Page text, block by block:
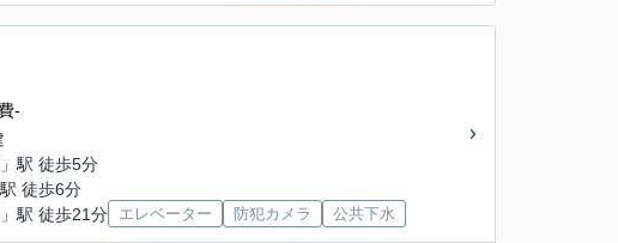
-
」駅 徒歩5分
徒歩6分
」駅 徒歩21分 エレベーター 防犯カメラ 公共下水